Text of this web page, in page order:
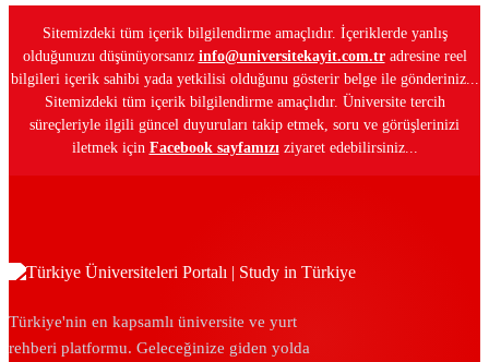
Sitemizdeki tüm içerik bilgilendirme amaçlıdır. İçeriklerde yanlış
olduğunuzu düşünüyorsanız info@universitekayit.com.tradresine reel
bilgileri içerik sahibi yada yetkilisi olduğunu gösterir belge ile gönderiniz...
Sitemizdeki tüm içerik bilgilendirme amaçlıdır. Üniversite tercih
süreçleriyle ilgili güncel duyuruları takip etmek, soru ve görüşlerinizi
iletmek için Facebook sayfamızı ziyaret edebilirsiniz...
Türkiye'nin en kapsamlı üniversite ve yurt
rehberi platformu. Geleceğinize giden yolda